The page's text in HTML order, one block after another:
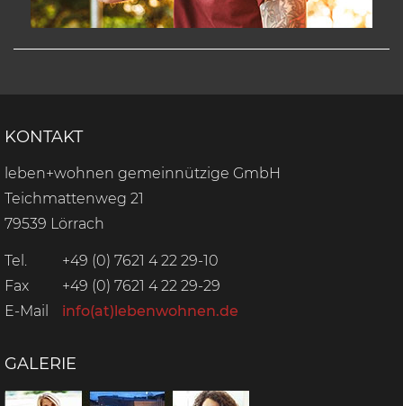
KONTAKT
leben+wohnen gemeinnützige GmbH
Teichmattenweg 21
79539 Lörrach
Tel.
+49 (0) 7621 4 22 29-10
Fax
+49 (0) 7621 4 22 29-29
E-Mail
info(at)lebenwohnen.de
GALERIE